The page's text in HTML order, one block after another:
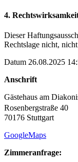
4.
Dieser
Rechtslage nicht,
Datum 26.08.2025
Anschrift
Gästehaus am
Rosenbergstraße 40
70176 Stuttgart
GoogleMaps
Zimmeranfrage: